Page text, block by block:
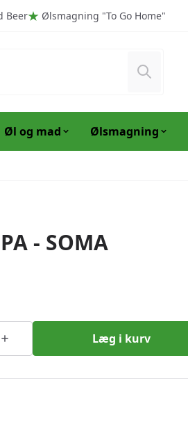
Beer Ølsmagning "To Go Home"
Søg
Øl og mad Ølsmagning
- SOMA
Læg i kurv